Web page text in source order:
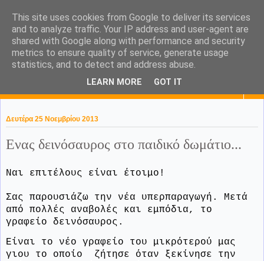
KaPa. Me without you...tea
without a biscuit!
Δευτέρα 25 Νοεμβρίου 2013
Ενας δεινόσαυρος στο παιδικό δωμάτιο...
Ναι επιτέλους είναι έτοιμο!
Σας παρουσιάζω την νέα υπερπαραγωγή. Μετά
από πολλές αναβολές και εμπόδια, το
γραφείο δεινόσαυρος.
Είναι το νέο γραφείο του μικρότερού μας
γιου το οποίο ζήτησε όταν ξεκίνησε την
This site uses cookies from Google to deliver its services
and to analyze traffic. Your IP address and user-agent are
shared with Google along with performance and security
metrics to ensure quality of service, generate usage
statistics, and to detect and address abuse.
LEARN MORE GOT IT